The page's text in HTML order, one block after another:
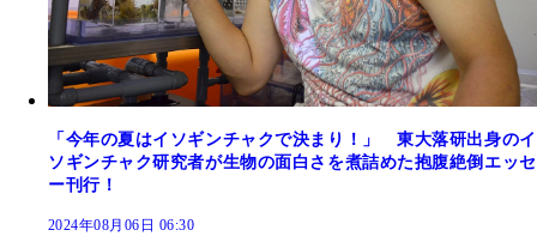
「今年の夏はイソギンチャクで決まり！」 東大落研出身のイ
ソギンチャク研究者が生物の面白さを煮詰めた抱腹絶倒エッセ
ー刊行！
2024年08月06日 06:30